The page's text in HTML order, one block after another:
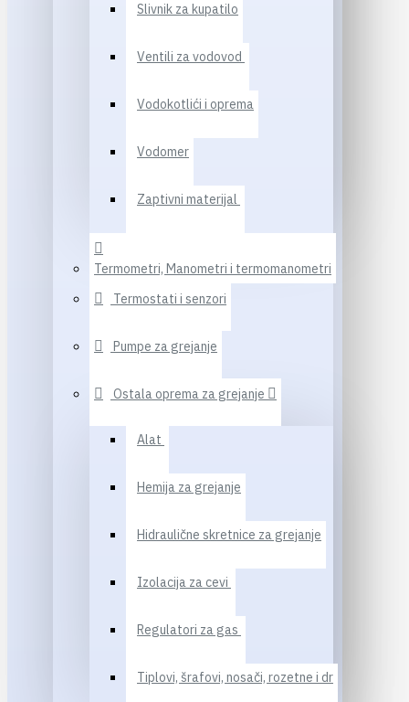
Slivnik za kupatilo
Ventili za vodovod
Vodokotlići i oprema
Vodomer
Zaptivni materijal
Termometri, Manometri i termomanometri
Termostati i senzori
Pumpe za grejanje
Ostala oprema za grejanje
Alat
Hemija za grejanje
Hidraulične skretnice za grejanje
Izolacija za cevi
Regulatori za gas
Tiplovi, šrafovi, nosači, rozetne i dr